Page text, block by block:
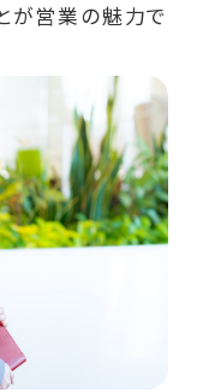
が営業の魅力で